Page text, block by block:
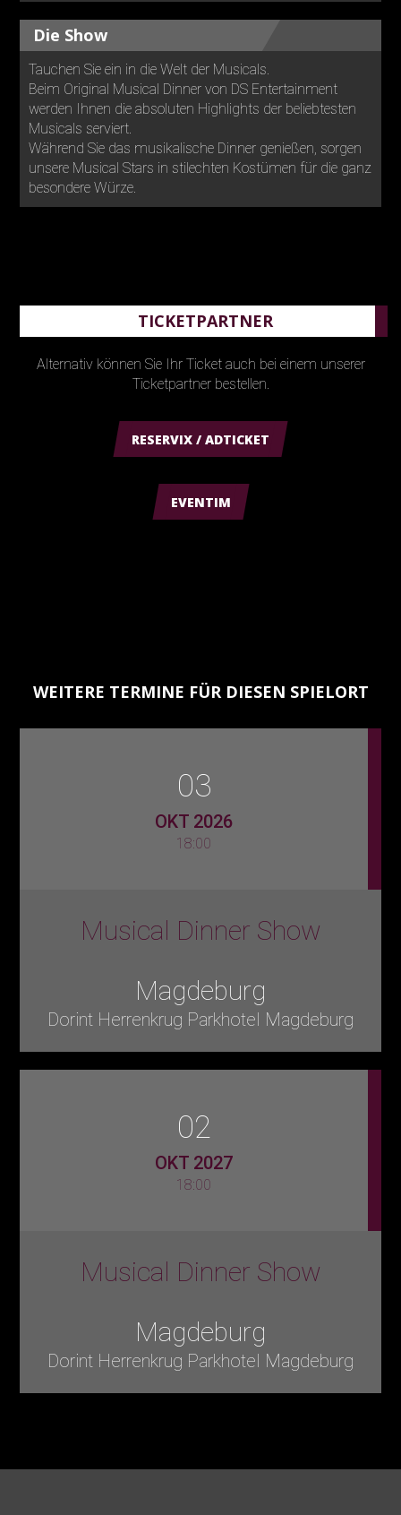
Die Show
Tauchen Sie ein in die Welt der Musicals.
Beim Original Musical Dinner von DS Entertainment
werden Ihnen die absoluten Highlights der beliebtesten
Musicals serviert.
Während Sie das musikalische Dinner genießen, sorgen
unsere Musical Stars in stilechten Kostümen für die ganz
besondere Würze.
TICKETPARTNER
Alternativ können Sie Ihr Ticket auch bei einem unserer
Ticketpartner bestellen.
RESERVIX / ADTICKET
EVENTIM
WEITERE TERMINE FÜR DIESEN SPIELORT
03
OKT 2026
18:00
Musical Dinner Show
Magdeburg
Dorint Herrenkrug Parkhotel Magdeburg
02
OKT 2027
18:00
Musical Dinner Show
Magdeburg
Dorint Herrenkrug Parkhotel Magdeburg